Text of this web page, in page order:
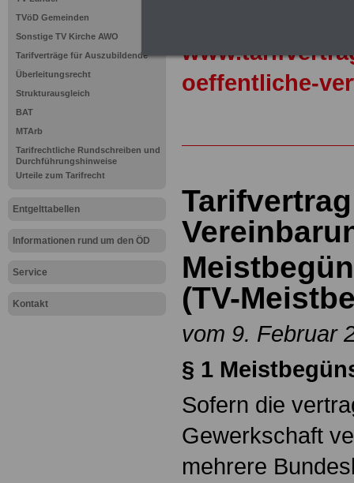
TVöD Gemeinden
Sonstige TV Kirche AWO
Tarifverträge für Auszubildende
Überleitungsrecht
Strukturausgleich
BAT
MTArb
Tarifrechtliche Rundschreiben und
Durchführungshinweise
Urteile zum Tarifrecht
Entgelttabellen
Informationen rund um den ÖD
Service
Kontakt
oeffentliche-
(TV-
vom 9. Februar
§ 1
Sofern die
Gewerkschaft
mehrere